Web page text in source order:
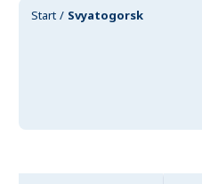
Start Svyatogorsk